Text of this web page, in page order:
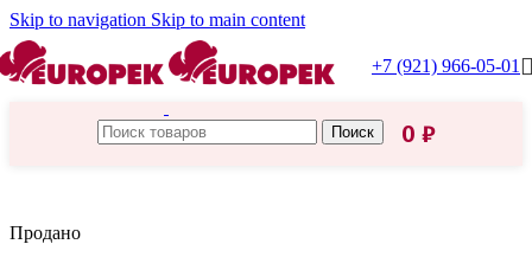
Skip to navigation Skip to main content
+7 (921) 966-05-01
Поиск 0 ₽
Продано